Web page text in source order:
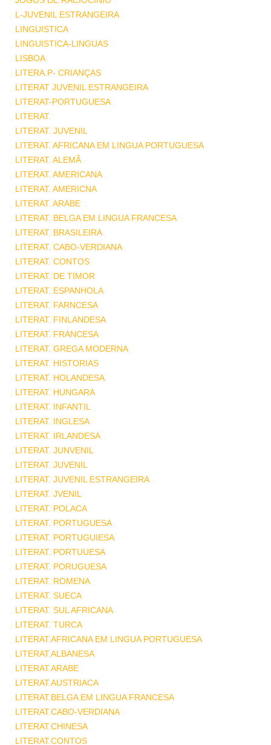
L-JUVENIL ESTRANGEIRA
LINGUISTICA
LINGUISTICA-LINGUAS
LISBOA
LITERA.P- CRIANÇAS
LITERAT JUVENIL ESTRANGEIRA
LITERAT-PORTUGUESA
LITERAT.
LITERAT. JUVENIL
LITERAT. AFRICANA EM LINGUA PORTUGUESA
LITERAT. ALEMÃ
LITERAT. AMERICANA
LITERAT. AMERICNA
LITERAT. ARABE
LITERAT. BELGA EM LINGUA FRANCESA
LITERAT. BRASILEIRA
LITERAT. CABO-VERDIANA
LITERAT. CONTOS
LITERAT. DE TIMOR
LITERAT. ESPANHOLA
LITERAT. FARNCESA
LITERAT. FINLANDESA
LITERAT. FRANCESA
LITERAT. GREGA MODERNA
LITERAT. HISTORIAS
LITERAT. HOLANDESA
LITERAT. HUNGARA
LITERAT. INFANTIL
LITERAT. INGLESA
LITERAT. IRLANDESA
LITERAT. JUNVENIL
LITERAT. JUVENIL
LITERAT. JUVENIL ESTRANGEIRA
LITERAT. JVENIL
LITERAT. POLACA
LITERAT. PORTUGUESA
LITERAT. PORTUGUIESA
LITERAT. PORTUUESA
LITERAT. PORUGUESA
LITERAT. ROMENA
LITERAT. SUECA
LITERAT. SUL AFRICANA
LITERAT. TURCA
LITERAT.AFRICANA EM LINGUA PORTUGUESA
LITERAT.ALBANESA
LITERAT.ARABE
LITERAT.AUSTRIACA
LITERAT.BELGA EM LINGUA FRANCESA
LITERAT.CABO-VERDIANA
LITERAT.CHINESA
LITERAT.CONTOS